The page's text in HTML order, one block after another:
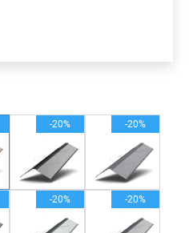
-20% -20%
-20% -20%